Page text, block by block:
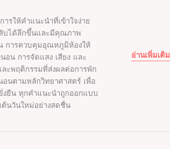
รให้คำแนะนำที่เข้าใจง่าย
บได้ลึกขึ้นและมีคุณภาพ
น การควบคุมอุณหภูมิห้องให้
อน การจัดแสง เสียง และ
ะพฤติกรรมที่ส่งผลต่อการพัก
นตามหลักวิทยาศาสตร์ เพื่อ
ยืน ทุกคำแนะนำถูกออกแบบ
นวันใหม่อย่างสดชื่น
อ่านเพิ่มเติม